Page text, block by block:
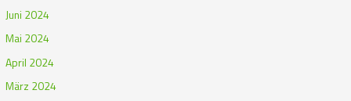
Juni 2024
Mai 2024
April 2024
März 2024